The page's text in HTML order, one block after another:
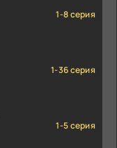
1-8 серия
1-36 серия
1-5 серия